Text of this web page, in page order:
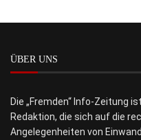
ÜBER UNS
Die „Fremden“ Info-Zeitung
Redaktion, die sich auf die
Angelegenheiten von